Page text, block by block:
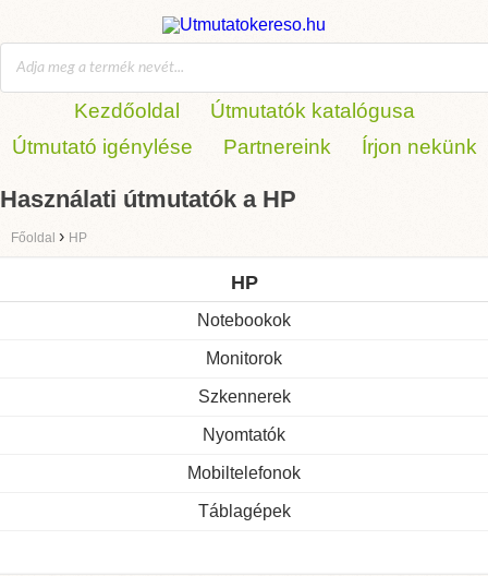
Kezdőoldal
Útmutatók katalógusa
Útmutató igénylése
Partnereink Írjon nekünk
Használati útmutatók a HP
Főoldal › HP
HP
Notebookok
Monitorok
Szkennerek
Nyomtatók
Mobiltelefonok
Táblagépek